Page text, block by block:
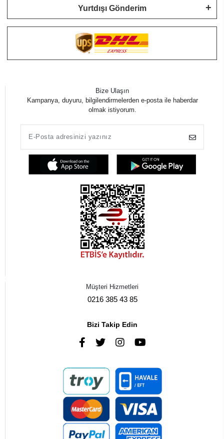
Yurtdışı Gönderim
Bize Ulaşın
Kampanya, duyuru, bilgilendirmelerden e-posta ile haberdar
olmak istiyorum.
Müşteri Hizmetleri
0216 385 43 85
Bizi Takip Edin